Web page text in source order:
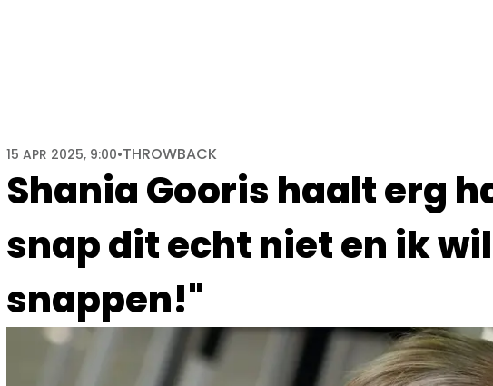
Shania Gooris haalt erg
snap dit echt niet en ik
snappen!"
15 APR 2025, 9:00•THROWBACK